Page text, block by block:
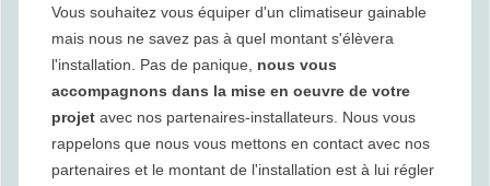
Vous souhaitez vous équiper d'un climatiseur gainable
mais nous ne savez pas à quel montant s'élèvera
l'installation. Pas de panique, nous vous
accompagnons dans la mise en oeuvre de votre
projet avec nos partenaires-installateurs. Nous vous
rappelons que nous vous mettons en contact avec nos
partenaires et le montant de l'installation est à lui régler